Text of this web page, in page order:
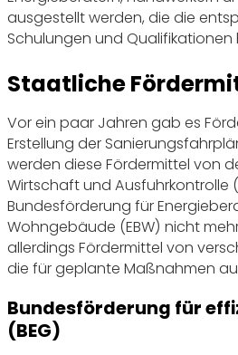
ausgestellt werden, die die
Schulungen und Qualifikationen
Staatliche
Vor ein paar Jahren gab es
Erstellung der
werden diese Fördermittel von
Wirtschaft und Ausfuhrkontrolle
Bundesförderung für
Wohngebäude (EBW) nicht
allerdings Fördermittel von
die für geplante Maßnahmen
Bundesförderung für
(BEG)